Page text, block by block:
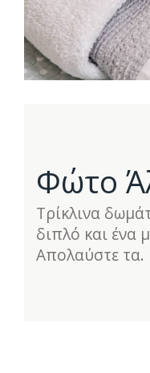
Φώτο
Τρίκλινα
διπλό και ένα
Απολαύστε τα.